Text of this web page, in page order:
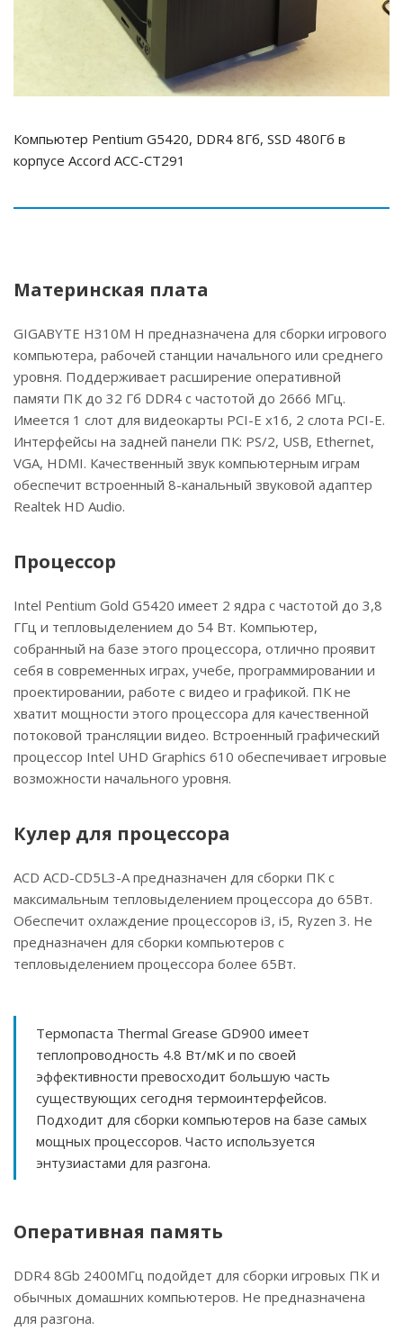
Компьютер Pentium G5420, DDR4 8Гб, SSD 480Гб в
корпусе Accord ACC-CT291
Материнская плата
GIGABYTE H310M H предназначена для сборки игрового
компьютера, рабочей станции начального или среднего
уровня. Поддерживает расширение оперативной
памяти ПК до 32 Гб DDR4 с частотой до 2666 МГц.
Имеется 1 слот для видеокарты PCI-E x16, 2 слота PCI-E.
Интерфейсы на задней панели ПК: PS/2, USB, Ethernet,
VGA, HDMI. Качественный звук компьютерным играм
обеспечит встроенный 8-канальный звуковой адаптер
Realtek HD Audio.
Процессор
Intel Pentium Gold G5420 имеет 2 ядра с частотой до 3,8
ГГц и тепловыделением до 54 Вт. Компьютер,
собранный на базе этого процессора, отлично проявит
себя в современных играх, учебе, программировании и
проектировании, работе с видео и графикой. ПК не
хватит мощности этого процессора для качественной
потоковой трансляции видео. Встроенный графический
процессор Intel UHD Graphics 610 обеспечивает игровые
возможности начального уровня.
Кулер для процессора
ACD ACD-CD5L3-A предназначен для сборки ПК с
максимальным тепловыделением процессора до 65Вт.
Обеспечит охлаждение процессоров i3, i5, Ryzen 3. Не
предназначен для сборки компьютеров с
тепловыделением процессора более 65Вт.
Термопаста Thermal Grease GD900 имеет
теплопроводность 4.8 Вт/мК и по своей
эффективности превосходит большую часть
существующих сегодня термоинтерфейсов.
Подходит для сборки компьютеров на базе самых
мощных процессоров. Часто используется
энтузиастами для разгона.
Оперативная память
DDR4 8Gb 2400МГц подойдет для сборки игровых ПК и
обычных домашних компьютеров. Не предназначена
для разгона.